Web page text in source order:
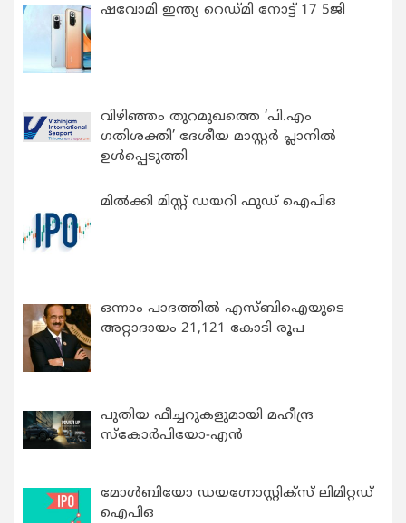
ഷവോമി ഇന്ത്യ റെഡ്മി നോട്ട് 17 5ജി
വിഴിഞ്ഞം തുറമുഖത്തെ ‘പി.എം
ഗതിശക്തി’ ദേശീയ മാസ്റ്റർ പ്ലാനിൽ
ഉൾപ്പെടുത്തി
മിൽക്കി മിസ്റ്റ് ഡയറി ഫുഡ് ഐപിഒ
ഒന്നാം പാദത്തിൽ എസ്ബിഐയുടെ
അറ്റാദായം 21,121 കോടി രൂപ
പുതിയ ഫീച്ചറുകളുമായി മഹീന്ദ്ര
സ്കോർപിയോ-എൻ
മോൾബിയോ ഡയഗ്നോസ്റ്റിക്സ് ലിമിറ്റഡ്
ഐപിഒ